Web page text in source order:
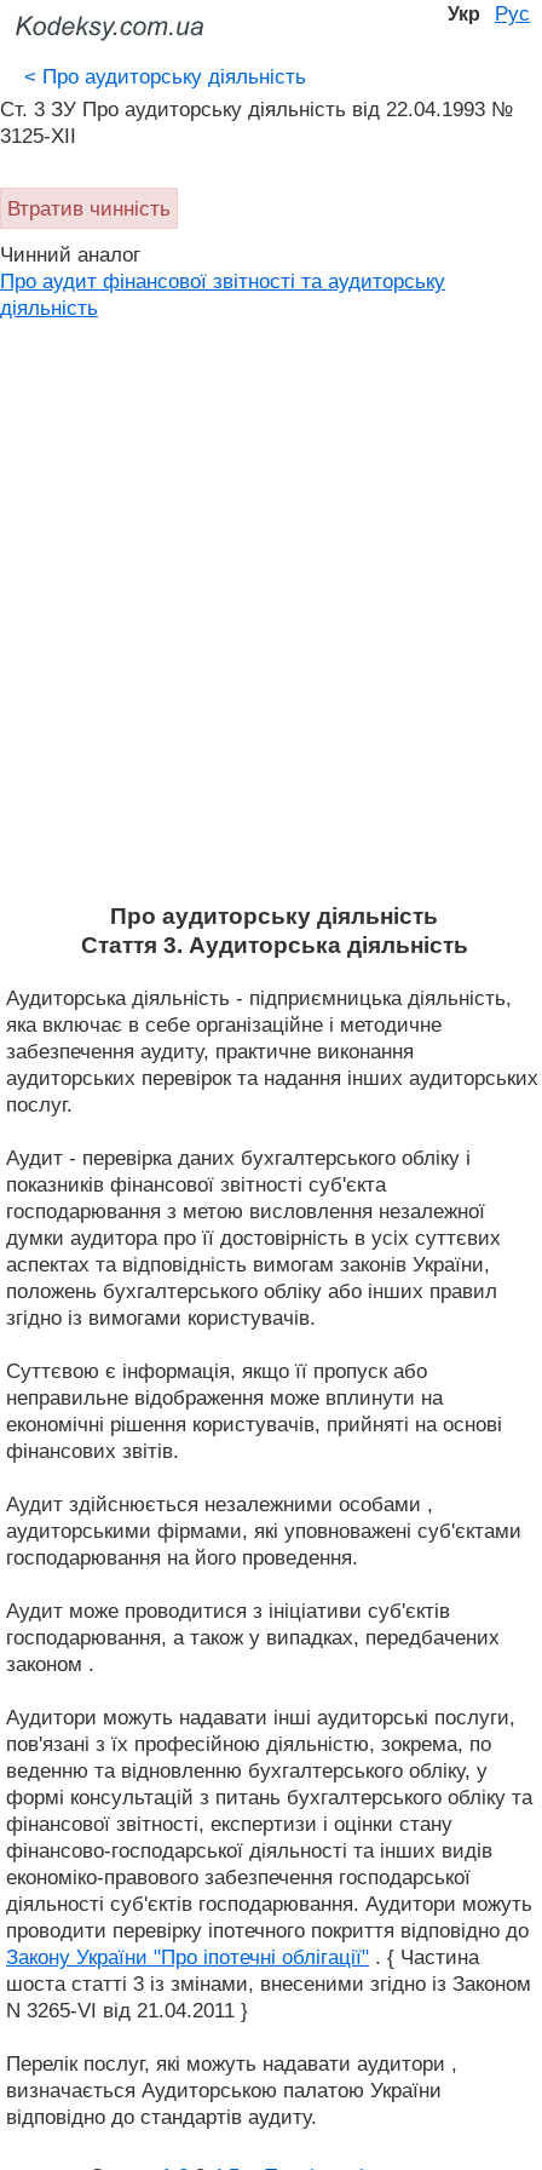
Укр Рус
< Про аудиторську діяльність
Ст. 3 ЗУ Про аудиторську діяльність від 22.04.1993 №
3125-XII
Втратив чинність
Чинний аналог
Про аудит фінансової звітності та аудиторську
діяльність
Про аудиторську діяльність
Стаття 3. Аудиторська діяльність
Аудиторська діяльність - підприємницька діяльність,
яка включає в себе організаційне і методичне
забезпечення аудиту, практичне виконання
аудиторських перевірок та надання інших аудиторських
послуг.
Аудит - перевірка даних бухгалтерського обліку і
показників фінансової звітності суб'єкта
господарювання з метою висловлення незалежної
думки аудитора про її достовірність в усіх суттєвих
аспектах та відповідність вимогам законів України,
положень бухгалтерського обліку або інших правил
згідно із вимогами користувачів.
Суттєвою є інформація, якщо її пропуск або
неправильне відображення може вплинути на
економічні рішення користувачів, прийняті на основі
фінансових звітів.
Аудит здійснюється незалежними особами ,
аудиторськими фірмами, які уповноважені суб'єктами
господарювання на його проведення.
Аудит може проводитися з ініціативи суб'єктів
господарювання, а також у випадках, передбачених
законом .
Аудитори можуть надавати інші аудиторські послуги,
пов'язані з їх професійною діяльністю, зокрема, по
веденню та відновленню бухгалтерського обліку, у
формі консультацій з питань бухгалтерського обліку та
фінансової звітності, експертизи і оцінки стану
фінансово-господарської діяльності та інших видів
економіко-правового забезпечення господарської
діяльності суб'єктів господарювання. Аудитори можуть
проводити перевірку іпотечного покриття відповідно до
Закону України "Про іпотечні облігації" . { Частина
шоста статті 3 із змінами, внесеними згідно із Законом
N 3265-VI від 21.04.2011 }
Перелік послуг, які можуть надавати аудитори ,
визначається Аудиторською палатою України
відповідно до стандартів аудиту.